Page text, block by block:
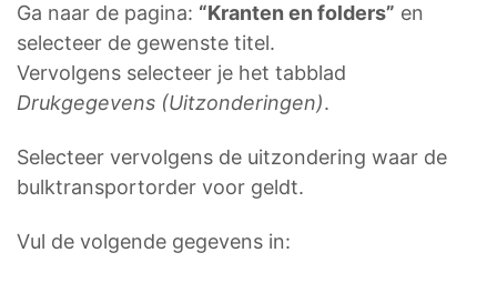
Ga naar de pagina: “Kranten en folders” en
selecteer de gewenste titel.
Vervolgens selecteer je het tabblad
Drukgegevens (Uitzonderingen).
Selecteer vervolgens de uitzondering waar de
bulktransportorder voor geldt.
Vul de volgende gegevens in: